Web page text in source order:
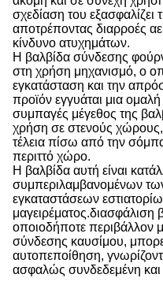
σχεδίαση του εξασφαλίζει
αποτρέποντας διαρροές
κίνδυνο ατυχημάτων.
Η βαλβίδα σύνδεσης
στη χρήση μηχανισμό, ο
εγκατάσταση και την
προϊόν εγγυάται μια
συμπαγές μέγεθος της
χρήση σε στενούς χώρους,
τέλεια πίσω από την
περιττό χώρο.
Η βαλβίδα αυτή είναι
συμπεριλαμβανομένων
εγκαταστάσεων
μαγειρέματος.διασφάλιση
οποιοδήποτε περιβάλλον
σύνδεσης καυσίμου,
αυτοπεποίθηση,
ασφαλώς συνδεδεμένη